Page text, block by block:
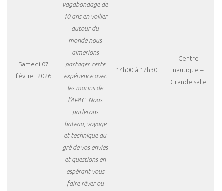
Samedi 07
février 2026
vagabondage de
10 ans en voilier
autour du
monde nous
aimerions
partager cette
expérience avec
les marins de
l’APAC. Nous
parlerons
bateau, voyage
et technique au
gré de vos envies
et questions en
espérant vous
faire rêver ou
14h00 à 17h30
Centre
nautique –
Grande salle